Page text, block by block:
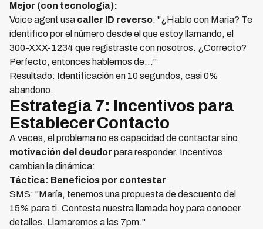
Mejor (con tecnología):
Voice agent usa caller ID reverso: "¿Hablo con María? Te
identifico por el número desde el que estoy llamando, el
300-XXX-1234 que registraste con nosotros. ¿Correcto?
Perfecto, entonces hablemos de..."
Resultado: Identificación en 10 segundos, casi 0%
abandono.
Estrategia 7: Incentivos para
Establecer Contacto
A veces, el problema no es capacidad de contactar sino
motivación del deudor para responder. Incentivos
cambian la dinámica:
Táctica: Beneficios por contestar
SMS: "María, tenemos una propuesta de descuento del
15% para ti. Contesta nuestra llamada hoy para conocer
detalles. Llamaremos a las 7pm."